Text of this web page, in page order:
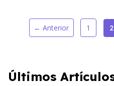
← Anterior 1 2
Últimos